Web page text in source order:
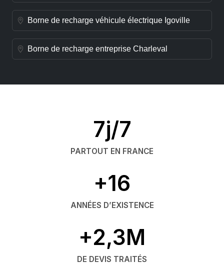
Borne de recharge véhicule électrique Igoville
Borne de recharge entreprise Charleval
7j/7
PARTOUT EN FRANCE
+16
ANNÉES D’EXISTENCE
+2,3M
DE DEVIS TRAITÉS